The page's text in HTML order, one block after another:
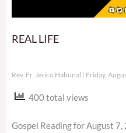
REAL LIFE
Rev. Fr. Jerico Habunal Friday,
400 total views
Gospel Reading for August